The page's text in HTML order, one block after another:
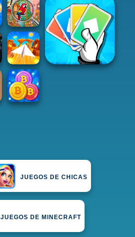
JUEGOS DE CHICAS
JUEGOS DE MINECRAFT